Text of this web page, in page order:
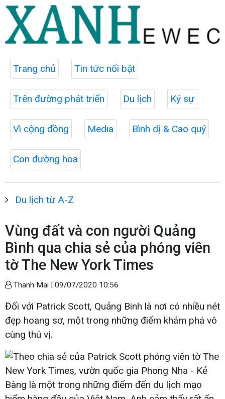
Trang chủ Tin tức nổi bật
Trên đường phát triển Du lịch Ký sự
Vì cộng đồng Media Bình dị & Cao quý
Con đường hoa
Du lịch từ A-Z
Vùng đất và con người Quảng
Bình qua chia sẻ của phóng viên
tờ The New York Times
Thanh Mai | 09/07/2020 10:56
Đối với Patrick Scott, Quảng Binh là nơi có nhiều nét
đẹp hoang sơ, một trong những điểm khám phá vô
cùng thú vị.